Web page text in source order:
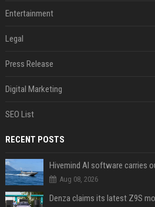
Entertainment
Legal
Press Release
Digital Marketing
SEO List
RECENT POSTS
Aug 08, 2026